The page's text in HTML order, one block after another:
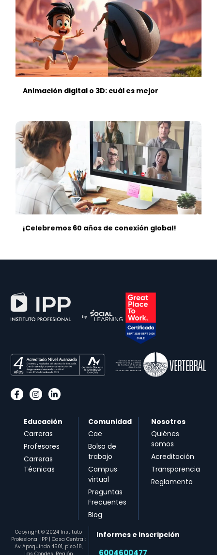
Animación digital o 3D: cuál es mejor
¡Celebremos 60 años de conexión global!
Educación
Carreras
Profesores
Carreras
Técnicas
Comunidad
Cae
Bolsa de
trabajo
Campus
virtual
Preguntas
Frecuentes
Blog
Nosotros
Quiénes
somos
Acreditación
Transparencia
Reglamento
Copyright © 2024 Instituto
Profesional IPP | Casa Central:
Av Apoquindo 4501, piso 18,
Informes e inscripción